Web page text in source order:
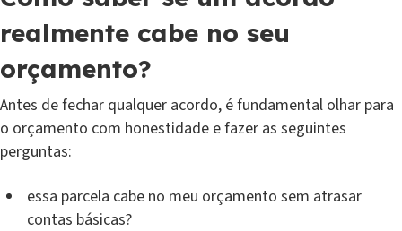
realmente cabe no seu
orçamento?
Antes de fechar qualquer acordo, é fundamental olhar para
o orçamento com honestidade e fazer as seguintes
perguntas:
essa parcela cabe no meu orçamento sem atrasar
contas básicas?